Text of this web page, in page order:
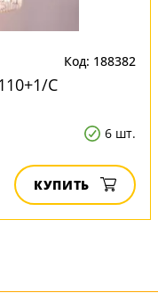
Код: 188382
C
6 шт.
КУПИТЬ